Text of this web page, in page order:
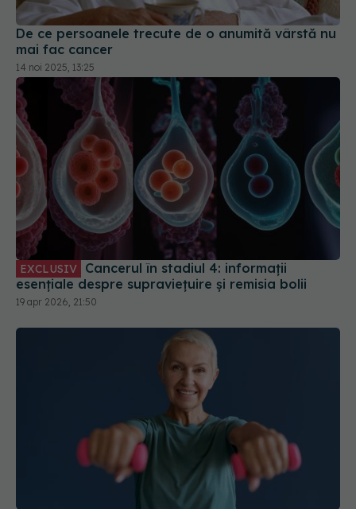
De ce persoanele trecute de o anumită vârstă nu
mai fac cancer
14 noi 2025, 13:25
EXCLUSIV
esențiale despre supraviețuire și remisia bolii
19 apr 2026, 21:50